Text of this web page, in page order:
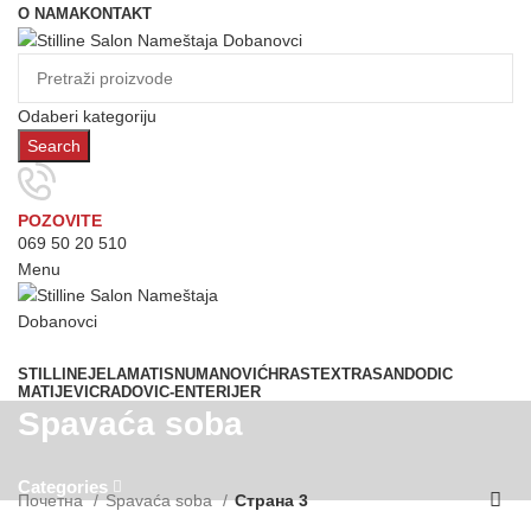
O NAMAKONTAKT
Odaberi kategoriju
Search
POZOVITE
069 50 20 510
Menu
STILLINEJELAMATIS NUMANOVIĆHRASTEXTRASAN DODIC
MATIJEVICRADOVIC-ENTERIJER
Spavaća soba
Categories
Почетна Spavaća soba Страна 3